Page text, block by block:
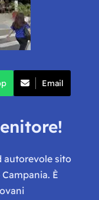
Email
autorevole sito
È